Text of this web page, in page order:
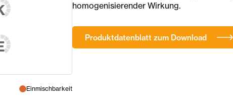
Einmischbarkeit
homogenisierender Wirkung.
Produktdatenblatt zum Download